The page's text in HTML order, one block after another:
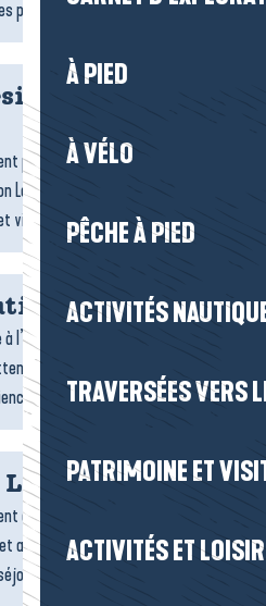
À PIED
À VÉLO
PÊCHE À PIED
ACTIVITÉS
TRAVERSÉES VERS
PATRIMOINE ET
ACTIVITÉS ET
plats gourmands,...
pratique et confortable pour
Baule-Presqu’île de Guérande ?
villages vacances sont...
l’abri ? De nombreuses activités
: jeux, sports, espaces
ludiques....
La Turballe
à La Turballe ? Entre port de
ambiance maritime, la commune
authentique face à...